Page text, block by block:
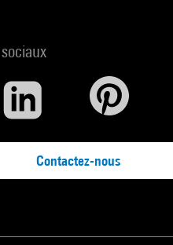
Contactez-nous